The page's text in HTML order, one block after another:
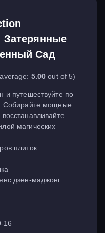
Затерянные
Сад
5.00 out of 5)
и путешествуйте по
Собирайте мощные
магических
плиток
дзен-маджонг
16